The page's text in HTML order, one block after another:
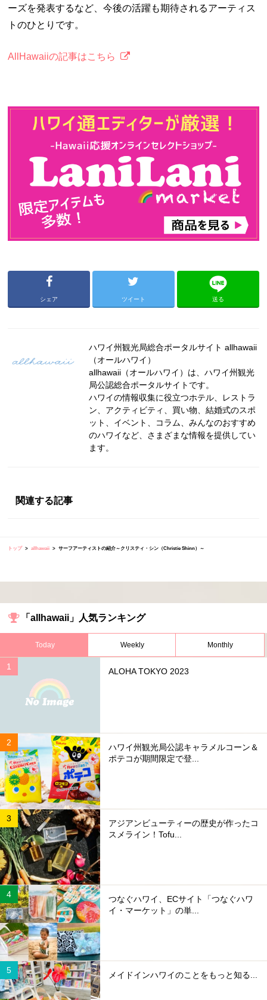
ーズを発表するなど、今後の活躍も期待されるアーティス
トのひとりです。
AllHawaiiの記事はこちら
シェア ツイート 送る
ハワイ州観光局総合ポータルサイト allhawaii
（オールハワイ）
allhawaii（オールハワイ）は、ハワイ州観光
局公認総合ポータルサイトです。
ハワイの情報収集に役立つホテル、レストラ
ン、アクティビティ、買い物、結婚式のスポ
ット、イベント、コラム、みんなのおすすめ
のハワイなど、さまざまな情報を提供してい
ます。
関連する記事
トップ allhawaii サーフアーティストの紹介～クリスティ・シン（Christie Shinn）～
「allhawaii」人気ランキング
Today Weekly Monthly
ALOHA TOKYO 2023
ハワイ州観光局公認キャラメルコーン＆
ポテコが期間限定で登...
アジアンビューティーの歴史が作ったコ
スメライン！Tofu...
つなぐハワイ、ECサイト「つなぐハワ
イ・マーケット」の単...
メイドインハワイのことをもっと知る...